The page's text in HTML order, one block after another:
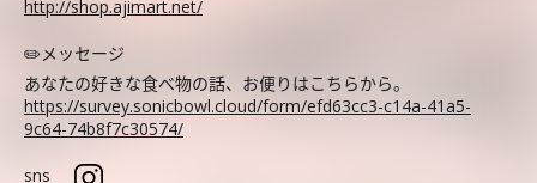
http://shop.ajimart.net/
✏️メッセージ
あなたの好きな食べ物の話、お便りはこちらから。
https://survey.sonicbowl.cloud/form/efd63cc3-c14a-41a5-
9c64-74b8f7c30574/
sns